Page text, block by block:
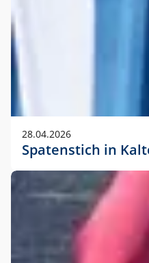
28.04.2026
Spatenstich in